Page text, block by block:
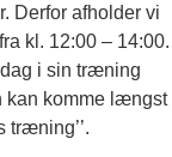
Derfor afholder vi
kl. 12:00 – 14:00.
i sin træning
kan komme længst
træning’’.